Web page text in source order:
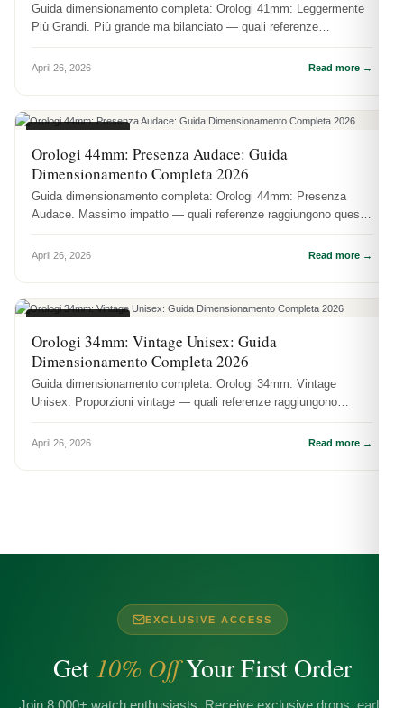
Guida dimensionamento completa: Orologi 41mm: Leggermente
Più Grandi. Più grande ma bilanciato — quali referenze
April 26, 2026 Read more →
Orologi 44mm: Presenza Audace: Guida
Dimensionamento Completa 2026
Guida dimensionamento completa: Orologi 44mm: Presenza
Audace. Massimo impatto — quali referenze raggiungono questa
April 26, 2026 Read more →
Orologi 34mm: Vintage Unisex: Guida
Dimensionamento Completa 2026
Guida dimensionamento completa: Orologi 34mm: Vintage
Unisex. Proporzioni vintage — quali referenze raggiungono
April 26, 2026 Read more →
EXCLUSIVE ACCESS
Get 10% OffYour First Order
Join 8,000+ watch enthusiasts. Receive exclusive drops, early